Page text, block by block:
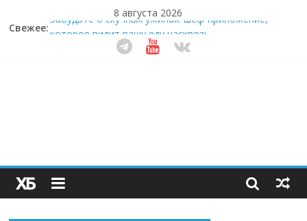
8 августа 2026
Свежее:Забудьте о скучных ужинах: шеф-приложение,
которое видит вашу еду насквозь
Небо зовёт: как бизнес на полётах дронов и
пребиотиками становится главным трендом
здорового питания